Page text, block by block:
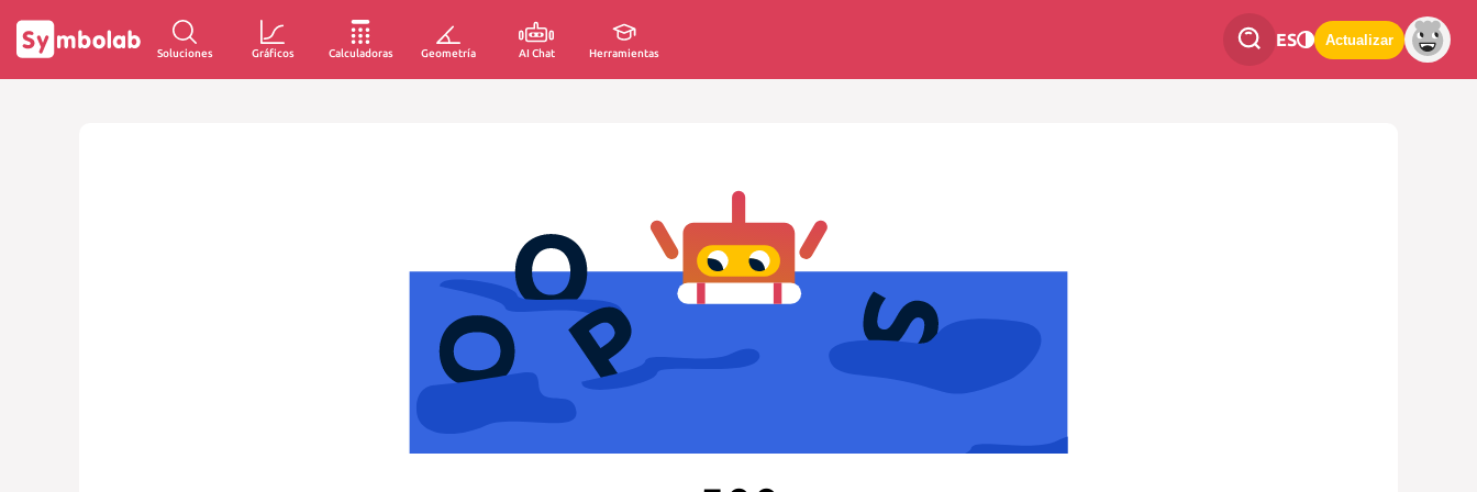
Soluciones Gráficos Calculadoras Geometría AI Chat Herramientas
ES Actualizar